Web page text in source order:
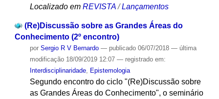
Localizado em REVISTA /Lançamentos
(Re)Discussão sobre as Grandes Áreas do
Conhecimento (2º encontro)
por Sergio R V Bernardo — publicado06/07/2018 — última
modificação18/09/2019 12:07 — registrado em:
Interdisciplinaridade, Epistemologia
Segundo encontro do ciclo "(Re)Discussão sobre
as Grandes Áreas do Conhecimento", o seminário